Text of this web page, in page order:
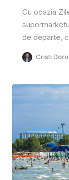
Cu ocazia
de departe,
Cristi